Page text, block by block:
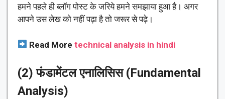
हमने पहले ही ब्लॉग पोस्ट के जरिये हमने समझाया हुआ है। अगर
आपने उस लेख को नहीं पढ़ा है तो जरूर से पढ़े।
Read More technical analysis in hindi
(2) फंडामेंटल एनालिसिस (Fundamental
Analysis)